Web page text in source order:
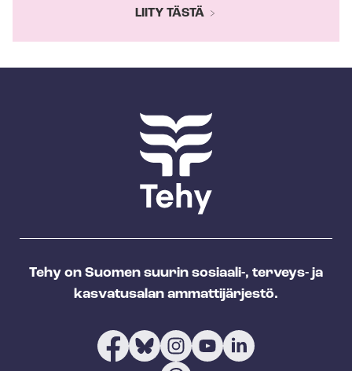
LIITY TÄSTÄ
Tehy on Suomen suurin sosiaali-, terveys- ja
kasvatusalan ammattijärjestö.